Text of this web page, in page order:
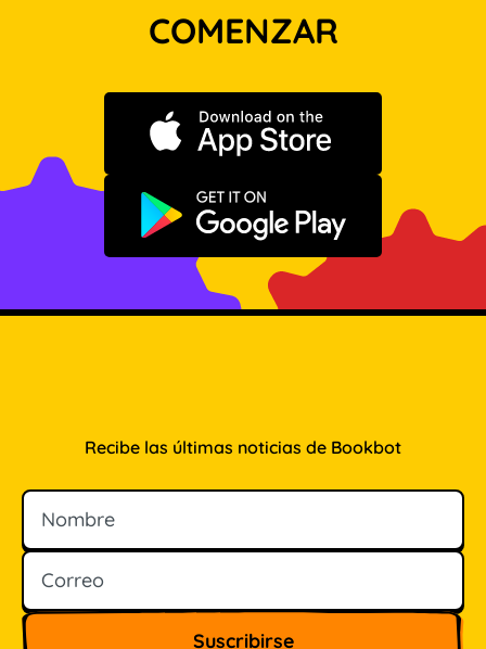
COMENZAR
Descargar en App Store
Disponible en Google Play
Recibe las últimas noticias de Bookbot
Nombre
Correo